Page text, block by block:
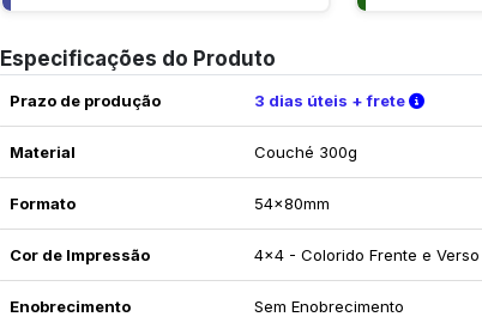
Especificações do Produto
Prazo de produção 3 dias úteis + frete
Material Couché 300g
Formato 54x80mm
Cor de Impressão 4x4 - Colorido Frente e Verso
Enobrecimento Sem Enobrecimento